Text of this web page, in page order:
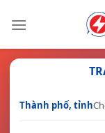
Thành phố, tỉnh